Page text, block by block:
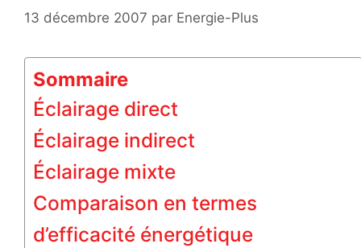
13 décembre 2007 par Energie-Plus
Sommaire
Éclairage direct
Éclairage indirect
Éclairage mixte
Comparaison en termes
d’efficacité énergétique